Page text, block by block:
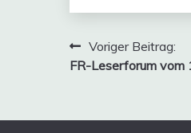
Voriger Beitrag:
FR-Leserforum vom